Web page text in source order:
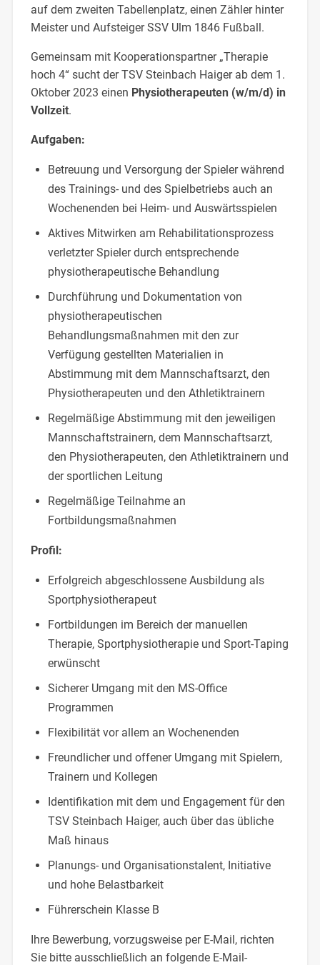
auf dem zweiten Tabellenplatz, einen Zähler hinter
Meister und Aufsteiger SSV Ulm 1846 Fußball.
Gemeinsam mit Kooperationspartner „Therapie
hoch 4“ sucht der TSV Steinbach Haiger ab dem 1.
Oktober 2023 einen Physiotherapeuten (w/m/d) in
Vollzeit.
Aufgaben:
Betreuung und Versorgung der Spieler während
des Trainings- und des Spielbetriebs auch an
Wochenenden bei Heim- und Auswärtsspielen
Aktives Mitwirken am Rehabilitationsprozess
verletzter Spieler durch entsprechende
physiotherapeutische Behandlung
Durchführung und Dokumentation von
physiotherapeutischen
Behandlungsmaßnahmen mit den zur
Verfügung gestellten Materialien in
Abstimmung mit dem Mannschaftsarzt, den
Physiotherapeuten und den Athletiktrainern
Regelmäßige Abstimmung mit den jeweiligen
Mannschaftstrainern, dem Mannschaftsarzt,
den Physiotherapeuten, den Athletiktrainern und
der sportlichen Leitung
Regelmäßige Teilnahme an
Fortbildungsmaßnahmen
Profil:
Erfolgreich abgeschlossene Ausbildung als
Sportphysiotherapeut
Fortbildungen im Bereich der manuellen
Therapie, Sportphysiotherapie und Sport-Taping
erwünscht
Sicherer Umgang mit den MS-Office
Programmen
Flexibilität vor allem an Wochenenden
Freundlicher und offener Umgang mit Spielern,
Trainern und Kollegen
Identifikation mit dem und Engagement für den
TSV Steinbach Haiger, auch über das übliche
Maß hinaus
Planungs- und Organisationstalent, Initiative
und hohe Belastbarkeit
Führerschein Klasse B
Ihre Bewerbung, vorzugsweise per E-Mail, richten
Sie bitte ausschließlich an folgende E-Mail-